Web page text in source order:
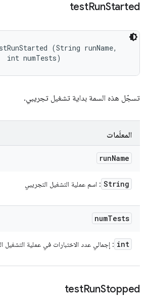
testRunStarted
(String runName,
int numTests)
تسجّل هذه السمة بداية تشغيل تجريبي.
المعلَمات
runName
String : اسم عملية التشغيل التجريبي
numTests
int : إجمالي عدد الاختبارات في عملية التشغيل
testRunStopped